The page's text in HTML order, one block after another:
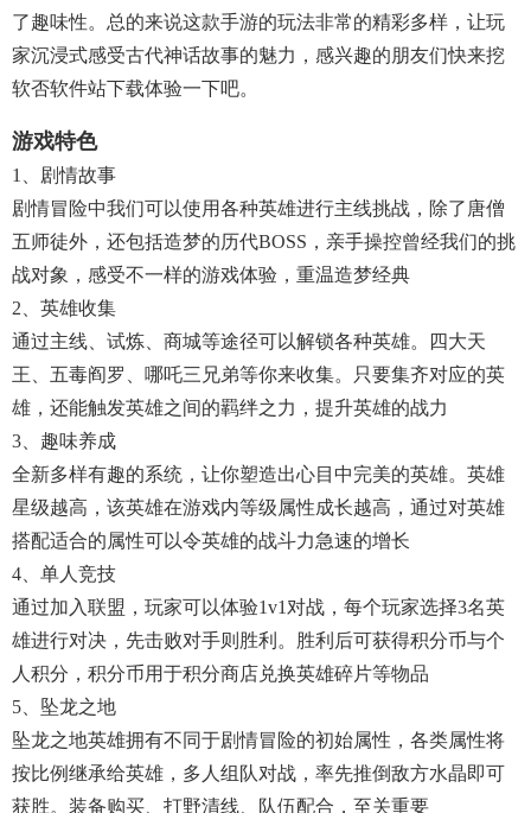
了趣味性。总的来说这款手游的玩法非常的精彩多样，让玩
家沉浸式感受古代神话故事的魅力，感兴趣的朋友们快来挖
软否软件站下载体验一下吧。
游戏特色
1、剧情故事
剧情冒险中我们可以使用各种英雄进行主线挑战，除了唐僧
五师徒外，还包括造梦的历代BOSS，亲手操控曾经我们的挑
战对象，感受不一样的游戏体验，重温造梦经典
2、英雄收集
通过主线、试炼、商城等途径可以解锁各种英雄。四大天
王、五毒阎罗、哪吒三兄弟等你来收集。只要集齐对应的英
雄，还能触发英雄之间的羁绊之力，提升英雄的战力
3、趣味养成
全新多样有趣的系统，让你塑造出心目中完美的英雄。英雄
星级越高，该英雄在游戏内等级属性成长越高，通过对英雄
搭配适合的属性可以令英雄的战斗力急速的增长
4、单人竞技
通过加入联盟，玩家可以体验1v1对战，每个玩家选择3名英
雄进行对决，先击败对手则胜利。胜利后可获得积分币与个
人积分，积分币用于积分商店兑换英雄碎片等物品
5、坠龙之地
坠龙之地英雄拥有不同于剧情冒险的初始属性，各类属性将
按比例继承给英雄，多人组队对战，率先推倒敌方水晶即可
获胜。装备购买、打野清线、队伍配合，至关重要